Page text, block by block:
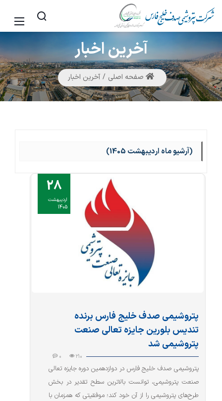
آخریناخبار
صفحه اصلی آخرین اخبار
(آرشیو ماه اردیبهشت 1405)
28
اردیبهشت
1405
پتروشیمی صدف خلیج فارس برنده
تندیس بلورین جایزه تعالی صنعت
پتروشیمی شد
210
0
پتروشیمی صدف خلیج فارس در دوازدهمین دوره جایزه تعالی
صنعت پتروشیمی، توانست بالاترین سطح تقدیر در بخش
طرح‌های پتروشیمی را از آن خود کند؛ موفقیتی که همزمان با